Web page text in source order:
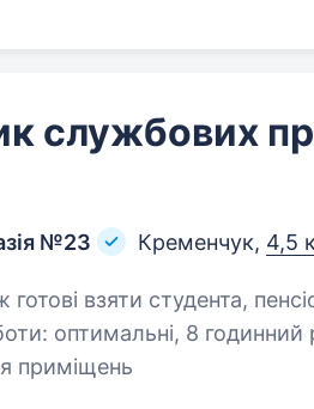
службових
№23
Кременчук, 4,5
взяти студента, пенсіонера.
оптимальні, 8 годинний
приміщень